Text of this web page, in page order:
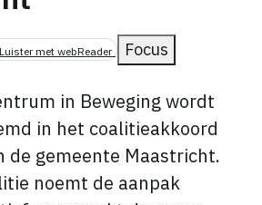
Luister met webReader Focus
in Beweging wordt
in het coalitieakkoord
de gemeente Maastricht.
noemt de aanpak